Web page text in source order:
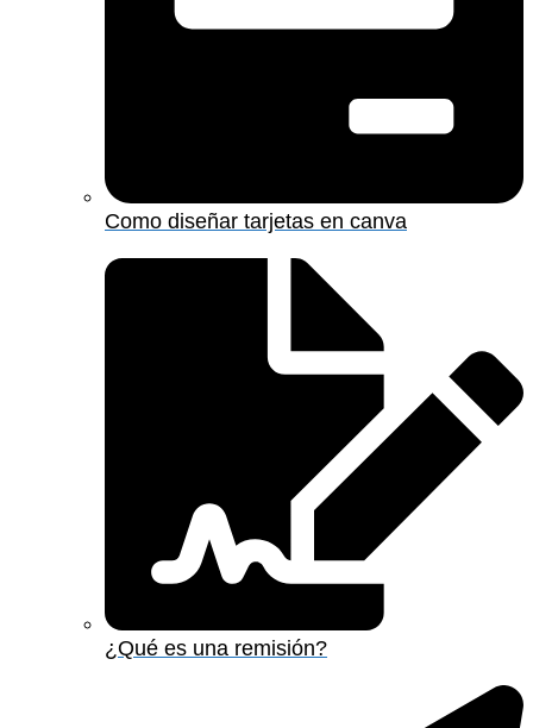
Como diseñar tarjetas en canva
¿Qué es una remisión?